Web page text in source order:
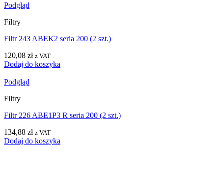
Podgląd
Filtry
Filtr 243 ABEK2 seria 200 (2 szt.)
120,08 zł z VAT
Dodaj do koszyka
Podgląd
Filtry
Filtr 226 ABE1P3 R seria 200 (2 szt.)
134,88 zł z VAT
Dodaj do koszyka